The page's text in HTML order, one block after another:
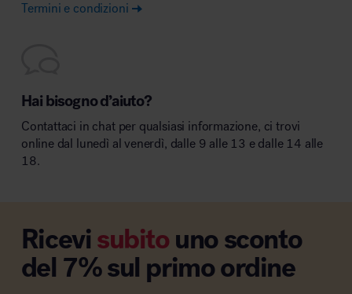
Termini e condizioni
Hai bisogno d’aiuto?
Contattaci in chat per qualsiasi informazione, ci trovi
online dal lunedì al venerdì, dalle 9 alle 13 e dalle 14 alle
18.
Ricevisubitouno sconto
del 7% sul primo ordine